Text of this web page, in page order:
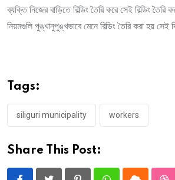
ব্যক্তি নিজের বাড়িতে বিল্ডিং তৈরি করে সেই বিল্ডিং তৈরি
নিয়মগুলি পুঙ্খানুপুঙ্খভাবে মেনে বিল্ডিং তৈরি করা হয় সেই
Tags:
siliguri municipality workers
Share This Post: